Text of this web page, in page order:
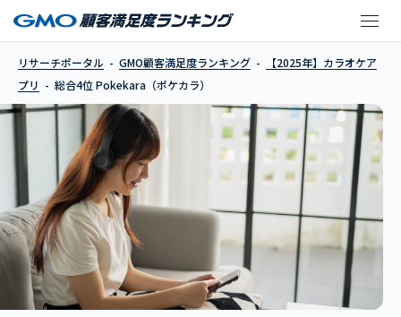
Pokekara（ポケカラ）
リサーチポータル GMO顧客満足度ランキング
【2025年】カラオケア
プリ
総合4位 Pokekara（ポケカラ）